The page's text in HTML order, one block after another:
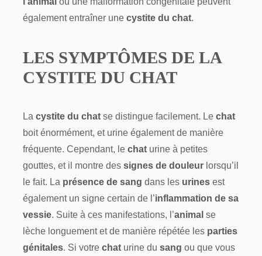
également entraîner une cystite du chat.
LES SYMPTÔMES DE LA
CYSTITE DU CHAT
La cystite du chat se distingue facilement. Le chat
boit énormément, et urine également de manière
fréquente. Cependant, le chat urine à petites
gouttes, et il montre des signes de douleur lorsqu’il
le fait. La présence de sang dans les urines est
également un signe certain de l’inflammation de sa
vessie. Suite à ces manifestations, l’animal se
lèche longuement et de manière répétée les parties
génitales. Si votre chat urine du sang ou que vous